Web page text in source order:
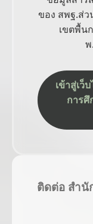
ของ สพฐ.ส่ว
เขตพื้น
พ
เข้าสู่เว็
การศึ
ติดต่อ สำนั